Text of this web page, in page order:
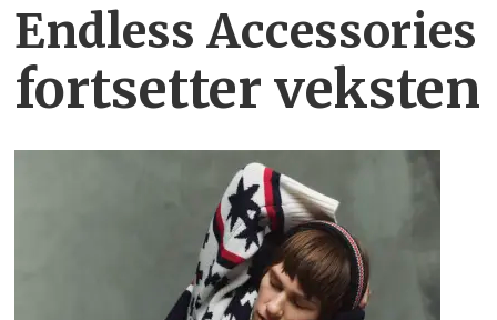
Endless Accessories
fortsetter veksten